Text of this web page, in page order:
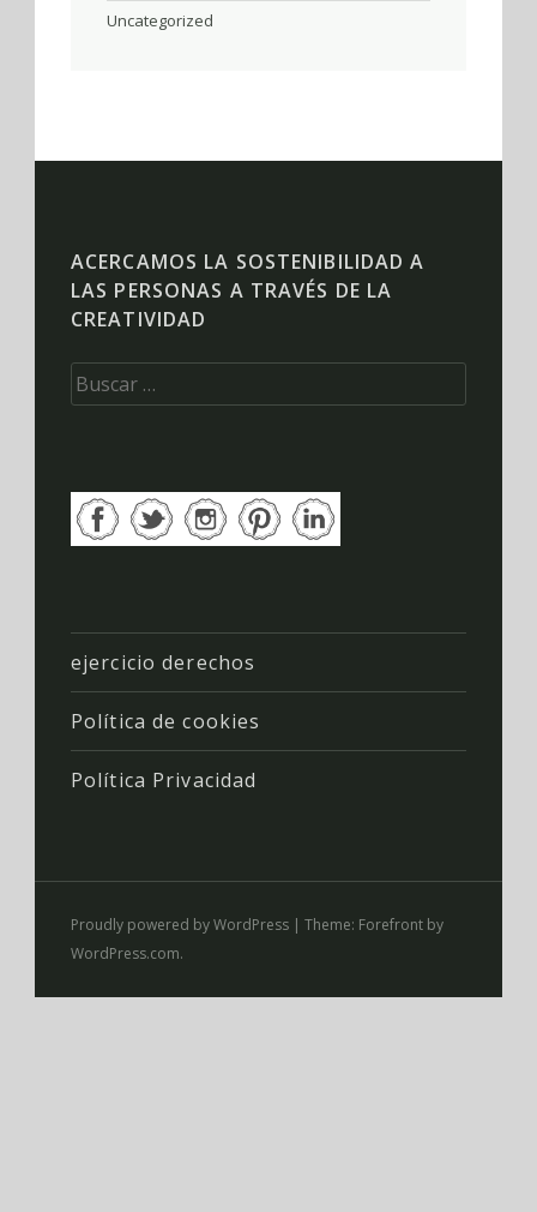
Uncategorized
ACERCAMOS LA SOSTENIBILIDAD A
LAS PERSONAS A TRAVÉS DE LA
CREATIVIDAD
Buscar:
ejercicio derechos
Política de cookies
Política Privacidad
Proudly powered by WordPress | Theme: Forefront by
WordPress.com.